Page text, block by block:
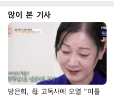
많이 본 기사
방은희, 母 고독사에 오열 "이틀